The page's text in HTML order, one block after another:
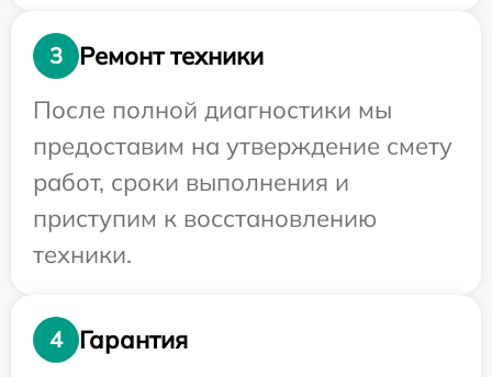
3
Ремонт техники
После полной диагностики мы
предоставим на утверждение смету
работ, сроки выполнения и
приступим к восстановлению
техники.
4
Гарантия